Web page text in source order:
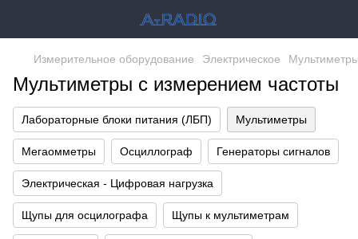
Измерительное оборудование Электрическое
Мультиметры с измерением частоты
Лабораторные блоки питания (ЛБП) Мультиметры
Мегаомметры Осциллограф Генераторы сигналов
Электрическая - Цифровая нагрузка
Щупы для осцилографа Щупы к мультиметрам